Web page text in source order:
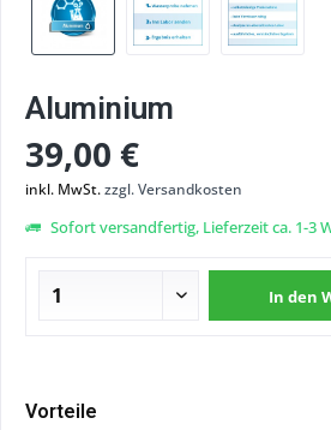
Aluminium
39,00 €
inkl. MwSt.zzgl. Versandkosten
Sofort versandfertig, Lieferzeit ca. 1-3
In den
Vorteile